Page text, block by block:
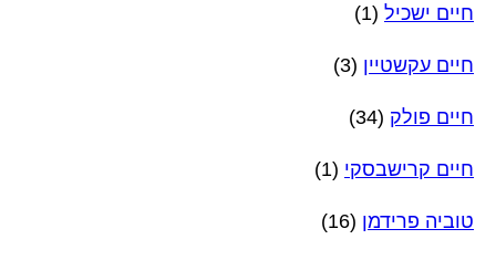
חיים ישכיל (1)
חיים עקשטיין (3)
חיים פולק (34)
חיים קרישבסקי (1)
טוביה פרידמן (16)